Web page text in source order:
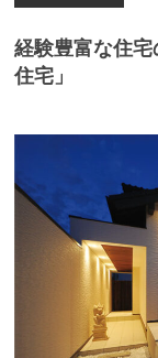
経験豊富な住
住宅」